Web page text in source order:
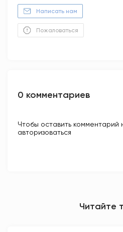
Написать нам
Пожаловаться
0 комментариев
Чтобы оставить комментарий
авторизоваться
Читайте